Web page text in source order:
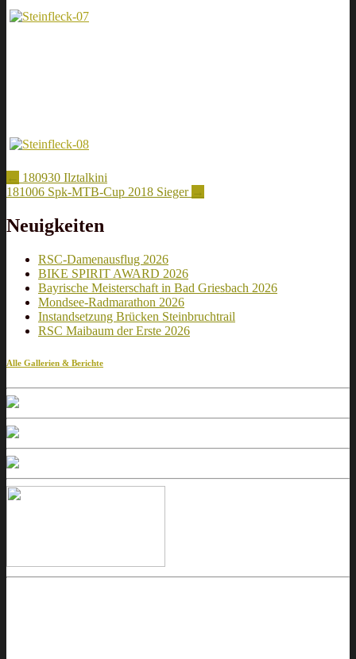
Artikel-
Navigation
← 180930 Ilztalkini
181006 Spk-MTB-Cup 2018 Sieger →
Neuigkeiten
RSC-Damenausflug 2026
BIKE SPIRIT AWARD 2026
Bayrische Meisterschaft in Bad Griesbach 2026
Mondsee-Radmarathon 2026
Instandsetzung Brücken Steinbruchtrail
RSC Maibaum der Erste 2026
Alle Gallerien & Berichte